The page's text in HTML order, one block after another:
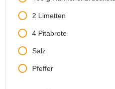
2 Limetten
4 Pitabrote
Salz
Pfeffer